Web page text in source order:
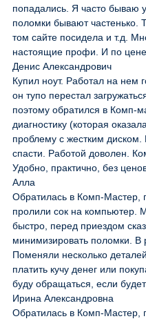
попадались. Я часто бываю
поломки бывают частенько.
том сайте посидела и т.д.
настоящие профи. И по
Денис Александрович
Купил ноут. Работал на нем
он тупо перестал
поэтому обратился в Комп-
диагностику (которая
проблему с жестким диском.
спасти. Работой доволен.
Удобно, практично, без
Алла
Обратилась в Комп-Мастер,
пролили сок на компьютер.
быстро, перед приездом
минимизировать поломки. В
Поменяли несколько
платить кучу денег или
буду обращаться, если
Ирина Александровна
Обратилась в Комп-Мастер,